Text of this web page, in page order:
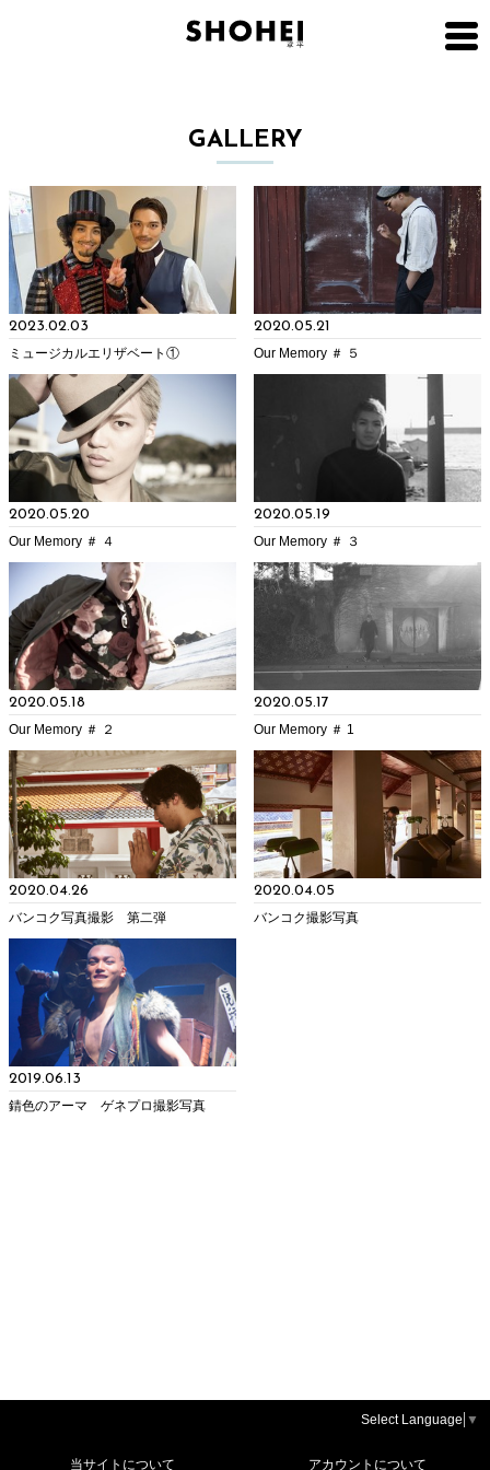
GALLERY
2023.02.03
ミュージカルエリザベート①
2020.05.21
Our Memory ＃ ５
2020.05.20
Our Memory ＃ ４
2020.05.19
Our Memory ＃ ３
2020.05.18
Our Memory ＃ ２
2020.05.17
Our Memory ＃ 1
2020.04.26
バンコク写真撮影 第二弾
2020.04.05
バンコク撮影写真
2019.06.13
錆色のアーマ ゲネプロ撮影写真
Select Language ▼
当サイトについて アカウントについて